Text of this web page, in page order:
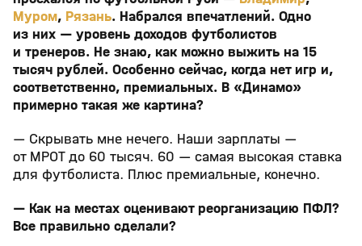
Муром, Рязань. Набрался впечатлений. Одно
из них — уровень доходов футболистов
и тренеров. Не знаю, как можно выжить на 15
тысяч рублей. Особенно сейчас, когда нет игр и,
соответственно, премиальных. В «Динамо»
примерно такая же картина?
— Скрывать мне нечего. Наши зарплаты —
от МРОТ до 60 тысяч. 60 — самая высокая ставка
для футболиста. Плюс премиальные, конечно.
— Как на местах оценивают реорганизацию ПФЛ?
Все правильно сделали?